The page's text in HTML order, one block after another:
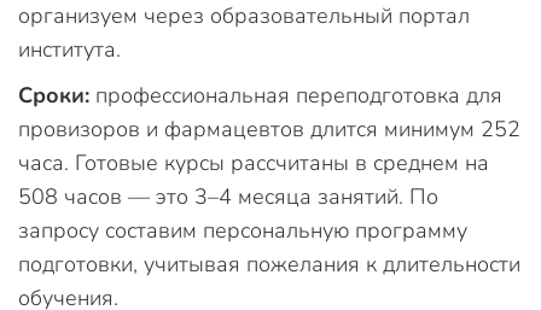
организуем через образовательный портал
института.
Сроки: профессиональная переподготовка для
провизоров и фармацевтов длится минимум 252
часа. Готовые курсы рассчитаны в среднем на
508 часов — это 3–4 месяца занятий. По
запросу составим персональную программу
подготовки, учитывая пожелания к длительности
обучения.